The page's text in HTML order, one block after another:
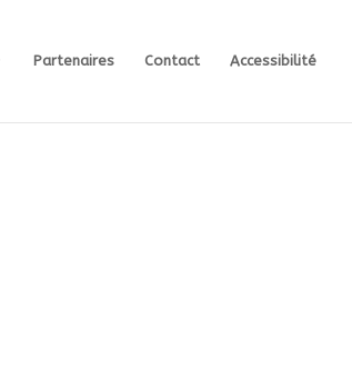
Partenaires Contact Accessibilité